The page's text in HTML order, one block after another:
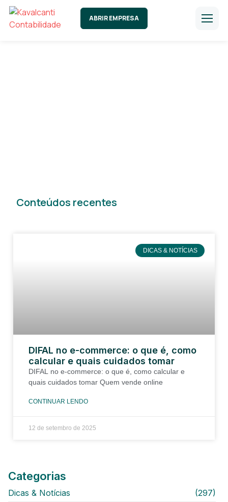
ABRIR EMPRESA
Conteúdos recentes
DICAS & NOTÍCIAS
DIFAL no e-commerce: o que é, como
calcular e quais cuidados tomar
DIFAL no e-commerce: o que é, como calcular e
quais cuidados tomar Quem vende online
CONTINUAR LENDO
12 de setembro de 2025
Categorias
Dicas & Notícias (297)